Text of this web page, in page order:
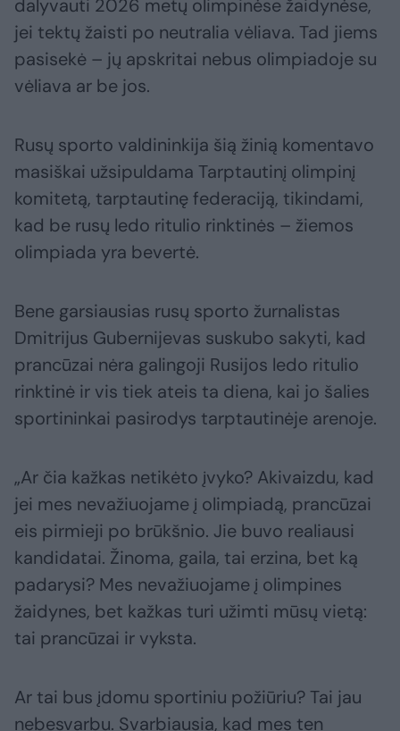
dalyvauti 2026 metų olimpinėse žaidynėse,
jei tektų žaisti po neutralia vėliava. Tad jiems
pasisekė – jų apskritai nebus olimpiadoje su
vėliava ar be jos.
Rusų sporto valdininkija šią žinią komentavo
masiškai užsipuldama Tarptautinį olimpinį
komitetą, tarptautinę federaciją, tikindami,
kad be rusų ledo ritulio rinktinės – žiemos
olimpiada yra bevertė.
Bene garsiausias rusų sporto žurnalistas
Dmitrijus Gubernijevas suskubo sakyti, kad
prancūzai nėra galingoji Rusijos ledo ritulio
rinktinė ir vis tiek ateis ta diena, kai jo šalies
sportininkai pasirodys tarptautinėje arenoje.
„Ar čia kažkas netikėto įvyko? Akivaizdu, kad
jei mes nevažiuojame į olimpiadą, prancūzai
eis pirmieji po brūkšnio. Jie buvo realiausi
kandidatai. Žinoma, gaila, tai erzina, bet ką
padarysi? Mes nevažiuojame į olimpines
žaidynes, bet kažkas turi užimti mūsų vietą:
tai prancūzai ir vyksta.
Ar tai bus įdomu sportiniu požiūriu? Tai jau
nebesvarbu. Svarbiausia, kad mes ten